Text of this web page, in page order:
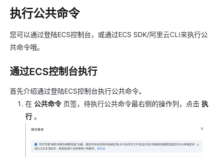
执行公共命令
您可以通过登陆ECS控制台，或通过ECS SDK/阿里云CLI来执行公
共命令哦。
通过ECS控制台执行
首先介绍通过登陆ECS控制台执行公共命令。
在 公共命令 页签，待执行公共命令最右侧的操作列，点击 执
行 。